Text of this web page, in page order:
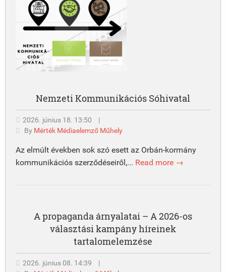
Nemzeti Kommunikációs Sóhivatal
2026. június 18. 13:50
|
By Mérték Médiaelemző Műhely
Az elmúlt években sok szó esett az Orbán-kormány
kommunikációs szerződéseiről,... Read more →
A propaganda árnyalatai – A 2026-os
választási kampány híreinek
tartalomelemzése
2026. június 08. 14:39
|